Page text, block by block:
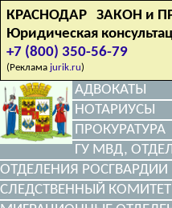
КРАСНОДАР ЗАКОН и
Юридическая
+7 (800) 350-56-79
(Реклама jurik.ru)
АДВОКАТЫ
НОТАРИУСЫ
ПРОКУРАТУРА
ГУ МВД,
ОТДЕЛЕНИЯ РОСГВАРДИИ
СЛЕДСТВЕННЫЙ КОМИТЕТ